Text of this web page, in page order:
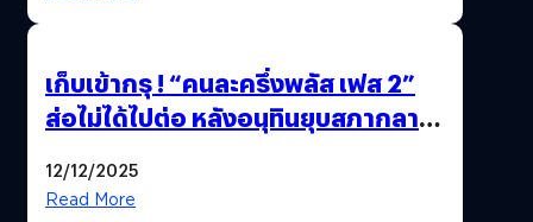
เก็บเข้ากรุ ! “คนละครึ่งพลัส เฟส 2”
ส่อไม่ได้ไปต่อ หลังอนุทินยุบสภากลาย
15 ธ.ค. นี้
12/12/2025
Read More